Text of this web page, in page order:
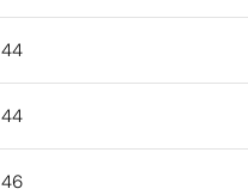
44
44
46